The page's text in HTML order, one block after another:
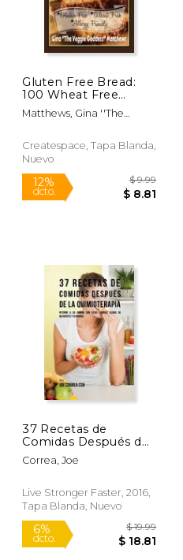
15%
dcto.
Gluten Free Bread:
100 Wheat Free
Bread and Baked
Goods Recipes:
Cookbook (en Inglés)
Matthews, Gina ''the
Createspace, Tapa Blanda,
Nuevo
37 Recetas de
Comidas Después de
la Quimioterapia:
Retorne a su Camino
Llenas de Nutrientes
y Vitaminas
Correa, Joe
Live Stronger Faster, 2016,
Tapa Blanda, Nuevo